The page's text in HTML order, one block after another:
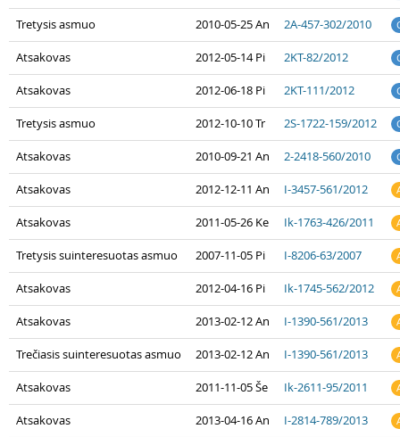
Tretysis asmuo 2010-05-25 An 2A-457-302/2010
Atsakovas 2012-05-14 Pi 2KT-82/2012
Atsakovas 2012-06-18 Pi 2KT-111/2012
Tretysis asmuo 2012-10-10 Tr 2S-1722-159/2012
Atsakovas 2010-09-21 An 2-2418-560/2010
Atsakovas 2012-12-11 An I-3457-561/2012
Atsakovas 2011-05-26 Ke Ik-1763-426/2011
Tretysis suinteresuotas asmuo 2007-11-05 Pi I-8206-63/2007
Atsakovas 2012-04-16 Pi Ik-1745-562/2012
Atsakovas 2013-02-12 An I-1390-561/2013
Trečiasis suinteresuotas asmuo 2013-02-12 An I-1390-561/2013
Atsakovas 2011-11-05 Še Ik-2611-95/2011
Atsakovas 2013-04-16 An I-2814-789/2013